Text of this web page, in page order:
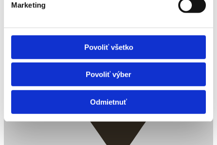
Marketing
Povoliť všetko
Povoliť výber
Odmietnuť